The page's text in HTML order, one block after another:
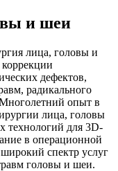
и шеи
лица, головы и
дефектов,
радикального
опыт в
лица, головы
технологий для 3D-
в операционной
спектр услуг
головы и шеи.